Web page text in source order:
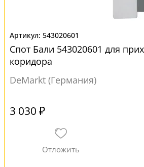
543020601
Спот Бали 543020601 для
коридора
DeMarkt (Германия)
3 030 ₽